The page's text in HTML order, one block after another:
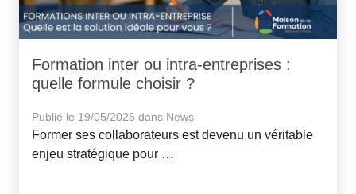
Formation inter ou intra-entreprises :
quelle formule choisir ?
Publié le 19/05/2026 dans News
Former ses collaborateurs est devenu un véritable
enjeu stratégique pour …